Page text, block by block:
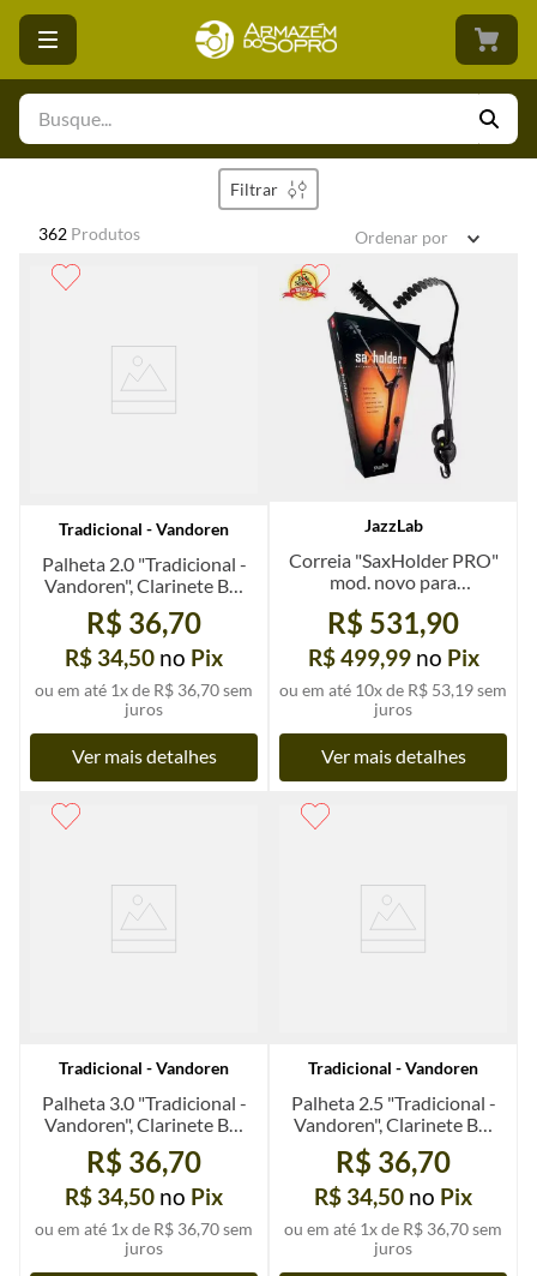
Busque...
Filtrar
362 Produtos Ordenar por
Tradicional - Vandoren
Palheta 2.0 "Tradicional -
Vandoren", Clarinete Bb,
un.
R$ 36,70
R$ 34,50 no Pix
ou em até 1x de R$ 36,70sem
juros
Ver mais detalhes
JazzLab
Correia "SaxHolder PRO"
mod. novo para
Saxofones, Jazzlab u.
R$ 531,90
R$ 499,99 no Pix
ou em até 10x de R$ 53,19sem
juros
Ver mais detalhes
Tradicional - Vandoren
Palheta 3.0 "Tradicional -
Vandoren", Clarinete Bb,
R$ 36,70
R$ 34,50 no Pix
ou em até 1x de R$ 36,70sem
juros
Tradicional - Vandoren
Palheta 2.5 "Tradicional -
Vandoren", Clarinete Bb,
R$ 36,70
R$ 34,50 no Pix
ou em até 1x de R$ 36,70sem
juros